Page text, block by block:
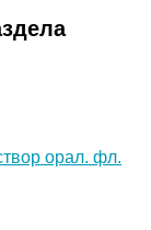
орал. фл.